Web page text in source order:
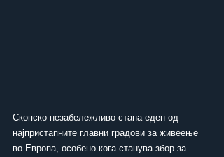
Скопско незабележливо стана еден од
најпристапните главни градови за живеење
во Европа, особено кога станува збор за